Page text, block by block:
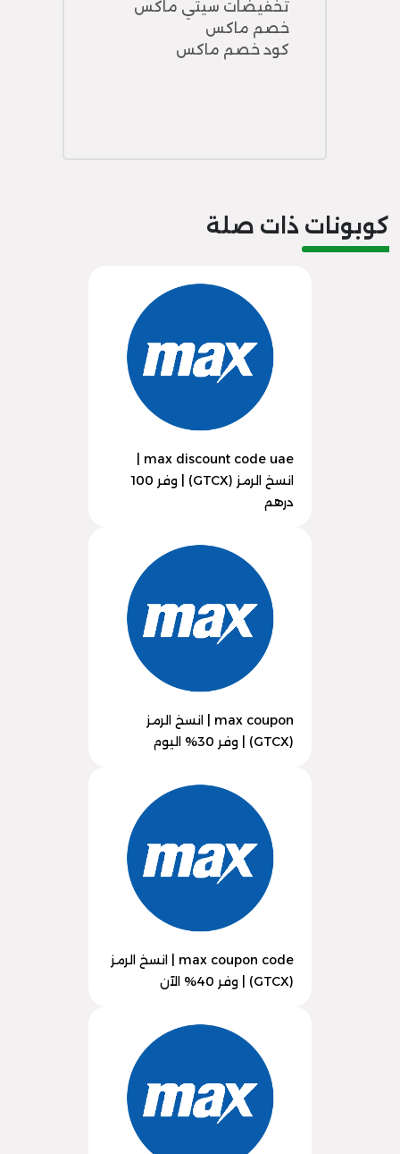
تخفيضات سيتي ماكس
خصم ماكس
كود خصم ماكس
كوبونات ذات صلة
انسخ الرمز (GTCX) | وفر 100
درهم
max coupon | انسخ الرمز
(GTCX) | وفر 30% اليوم
max coupon code | انسخ الرمز
(GTCX) | وفر 40% الآن